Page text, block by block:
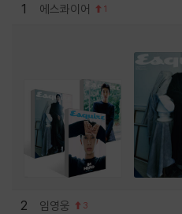
1 에스콰이어 1
2 임영웅 3